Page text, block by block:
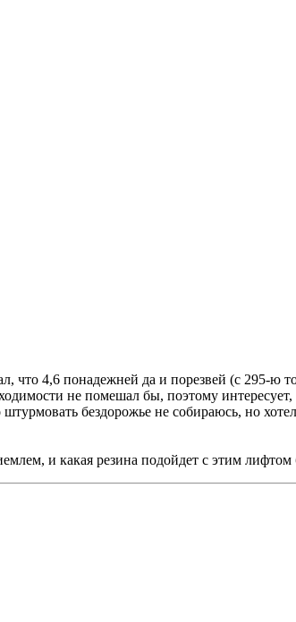
что 4,6 понадежней да и порезвей (с 295-ю
не помешал бы, поэтому
бездорожье не собираюсь, но
и какая резина подойдет с этим